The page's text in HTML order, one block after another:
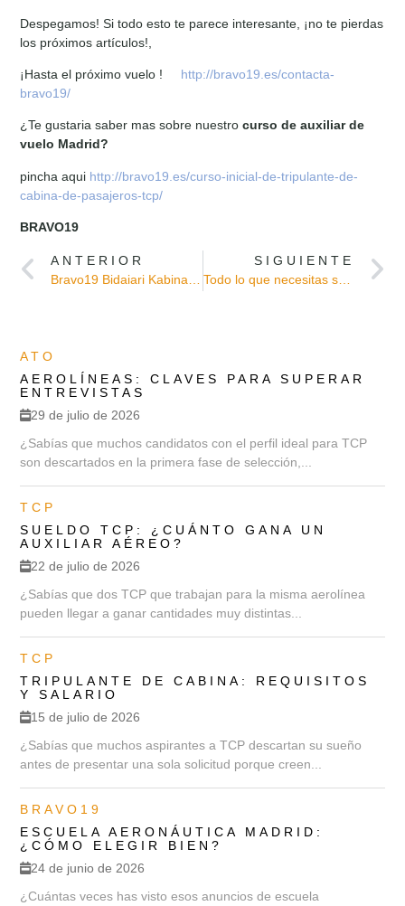
Despegamos! Si todo esto te parece interesante, ¡no te pierdas
los próximos artículos!,
¡Hasta el próximo vuelo ! http://bravo19.es/contacta-
bravo19/
¿Te gustaria saber mas sobre nuestro curso de auxiliar de
vuelo Madrid?
pincha aqui http://bravo19.es/curso-inicial-de-tripulante-de-
cabina-de-pasajeros-tcp/
BRAVO19
ANTERIOR
SIGUIENTE
Todo lo que necesitas saber sobre el curso de auxiliar de vuelo en Barcelona
ATO
AEROLÍNEAS: CLAVES PARA SUPERAR
ENTREVISTAS
29 de julio de 2026
¿Sabías que muchos candidatos con el perfil ideal para TCP
son descartados en la primera fase de selección,...
TCP
SUELDO TCP: ¿CUÁNTO GANA UN
AUXILIAR AÉREO?
22 de julio de 2026
¿Sabías que dos TCP que trabajan para la misma aerolínea
pueden llegar a ganar cantidades muy distintas...
TCP
TRIPULANTE DE CABINA: REQUISITOS
Y SALARIO
15 de julio de 2026
¿Sabías que muchos aspirantes a TCP descartan su sueño
antes de presentar una sola solicitud porque creen...
BRAVO19
ESCUELA AERONÁUTICA MADRID:
¿CÓMO ELEGIR BIEN?
24 de junio de 2026
¿Cuántas veces has visto esos anuncios de escuela